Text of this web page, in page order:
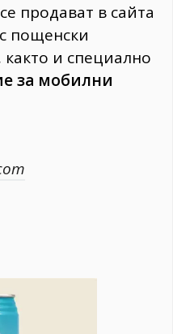
продават в сайта
пощенски
и специално
за мобилни